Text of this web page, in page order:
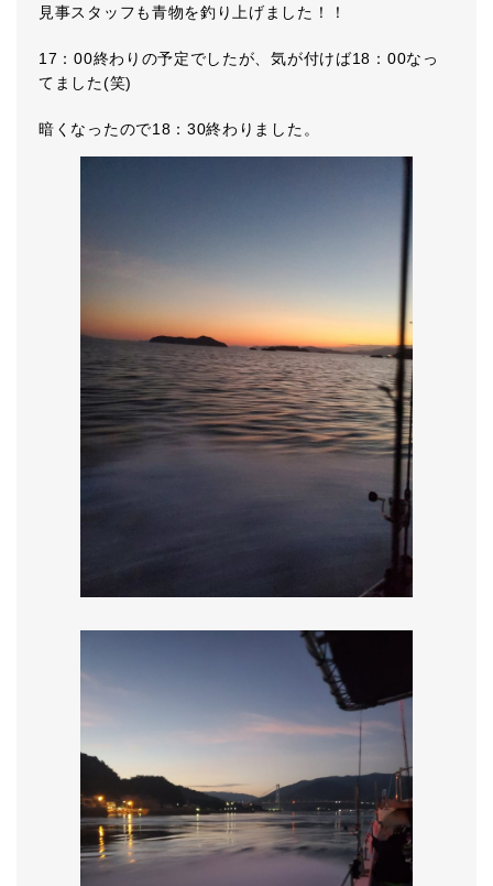
見事スタッフも青物を釣り上げました！！
17：00終わりの予定でしたが、気が付けば18：00なっ
てました(笑)
暗くなったので18：30終わりました。